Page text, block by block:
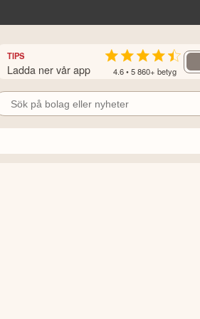
TIPS
Ladda ner vår app 4.6 • 5 860+ betyg